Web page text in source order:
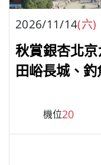
2026/11/14(六)
秋賞銀杏北
田峪長城、
機位20